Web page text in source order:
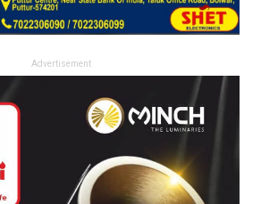
Advertisement